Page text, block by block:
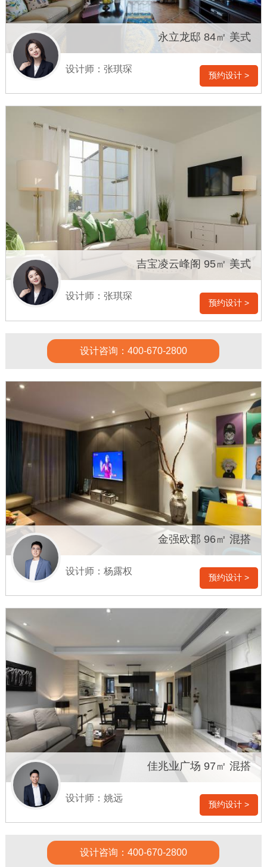
永立龙邸 84㎡ 美式
设计师：张琪琛
预约设计 >
吉宝凌云峰阁 95㎡ 美式
设计师：张琪琛
预约设计 >
设计咨询：400-670-2800
金强欧郡 96㎡ 混搭
设计师：杨露权
预约设计 >
佳兆业广场 97㎡ 混搭
设计师：姚远
预约设计 >
设计咨询：400-670-2800